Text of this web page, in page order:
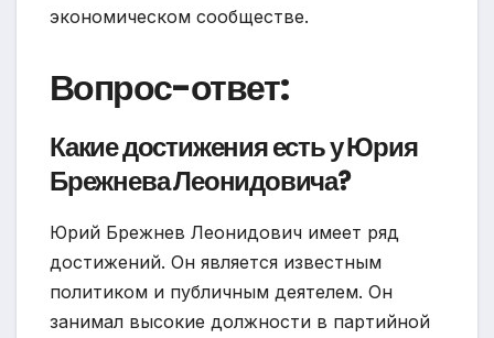
экономическом сообществе.
Вопрос-ответ:
Какие достижения есть у Юрия
Брежнева Леонидовича?
Юрий Брежнев Леонидович имеет ряд
достижений. Он является известным
политиком и публичным деятелем. Он
занимал высокие должности в партийной